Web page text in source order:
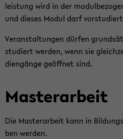
leis­tung wird in der
und die­ses Modul darf
Ver­an­stal­tun­gen dür­fen
stu­diert wer­den, wenn sie
di­en­gän­ge ge­öff­net sind.
Mas­ter­ar­beit
Die Mas­ter­ar­beit kann in
ben wer­den.